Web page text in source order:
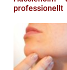
professionellt